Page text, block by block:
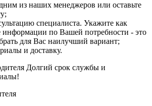
из наших менеджеров или оставьте
специалиста. Укажите как
по Вашей потребности - это
для Вас наилучший вариант;
и доставку.